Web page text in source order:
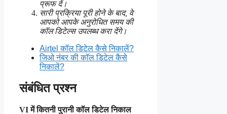
प्रूफ दें।
सारी प्रक्रिया पूरी होने के बाद, वे
आपको आपके अनुरोधित समय की
कॉल डिटेल्स उपलब्ध करा देंगे।
Airtel कॉल डिटेल कैसे निकालें?
जिओ नंबर की कॉल डिटेल कैसे
निकालें?
संबंधित प्रश्न
VI में कितनी पुरानी कॉल डिटेल निकाल